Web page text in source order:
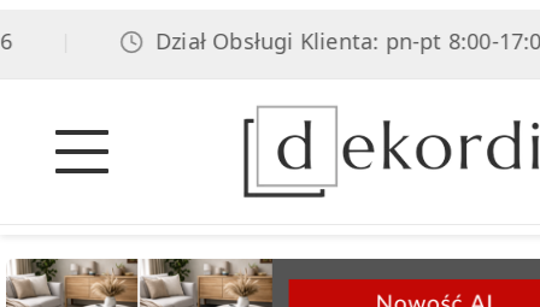
| Dział Obsługi Klienta: pn-pt 8:00-17:00,